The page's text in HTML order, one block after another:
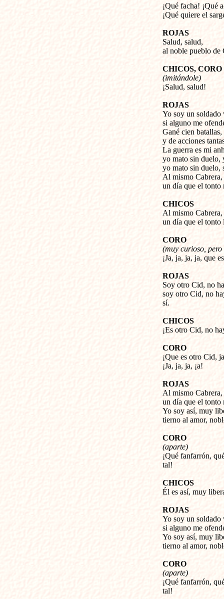
¡Qué facha! ¡Qué
¡Qué quiere el
ROJAS
Salud, salud,
al noble pueblo de
CHICOS, CORO
(imitándole)
¡Salud, salud!
ROJAS
Yo soy un soldado
si alguno me
Gané cien
y de acciones
La guerra es mi
yo mato sin duelo,
yo mato sin duelo,
Al mismo
un día que el tonto
CHICOS
Al mismo
un día que el tonto
CORO
(muy curioso,
¡Ja, ja, ja, ja, que
ROJAS
Soy otro Cid, no
soy otro Cid, no
sí.
CHICOS
¡Es otro Cid, no
CORO
¡Que es otro Cid,
¡Ja, ja, ja, ¡a!
ROJAS
Al mismo
un día que el tonto
Yo soy así, muy
tierno al amor,
CORO
(aparte)
¡Qué fanfarrón,
tal!
CHICOS
Él es así, muy
ROJAS
Yo soy un soldado
si alguno me
Yo soy así, muy
tierno al amor,
CORO
(aparte)
¡Qué fanfarrón,
tal!